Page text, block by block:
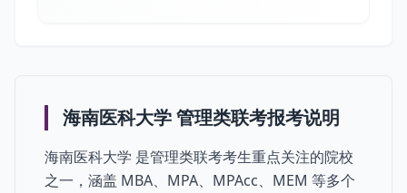
海南医科大学 管理类联考报考说明
海南医科大学 是管理类联考考生重点关注的院校
之一，涵盖 MBA、MPA、MPAcc、MEM 等多个